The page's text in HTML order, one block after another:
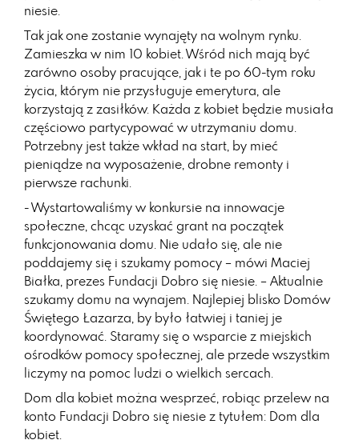
niesie.
Tak jak one zostanie wynajęty na wolnym rynku.
Zamieszka w nim 10 kobiet. Wśród nich mają być
zarówno osoby pracujące, jak i te po 60-tym roku
życia, którym nie przysługuje emerytura, ale
korzystają z zasiłków. Każda z kobiet będzie musiała
częściowo partycypować w utrzymaniu domu.
Potrzebny jest także wkład na start, by mieć
pieniądze na wyposażenie, drobne remonty i
pierwsze rachunki.
- Wystartowaliśmy w konkursie na innowacje
społeczne, chcąc uzyskać grant na początek
funkcjonowania domu. Nie udało się, ale nie
poddajemy się i szukamy pomocy – mówi Maciej
Białka, prezes Fundacji Dobro się niesie. – Aktualnie
szukamy domu na wynajem. Najlepiej blisko Domów
Świętego Łazarza, by było łatwiej i taniej je
koordynować. Staramy się o wsparcie z miejskich
ośrodków pomocy społecznej, ale przede wszystkim
liczymy na pomoc ludzi o wielkich sercach.
Dom dla kobiet można wesprzeć, robiąc przelew na
konto Fundacji Dobro się niesie z tytułem: Dom dla
kobiet.